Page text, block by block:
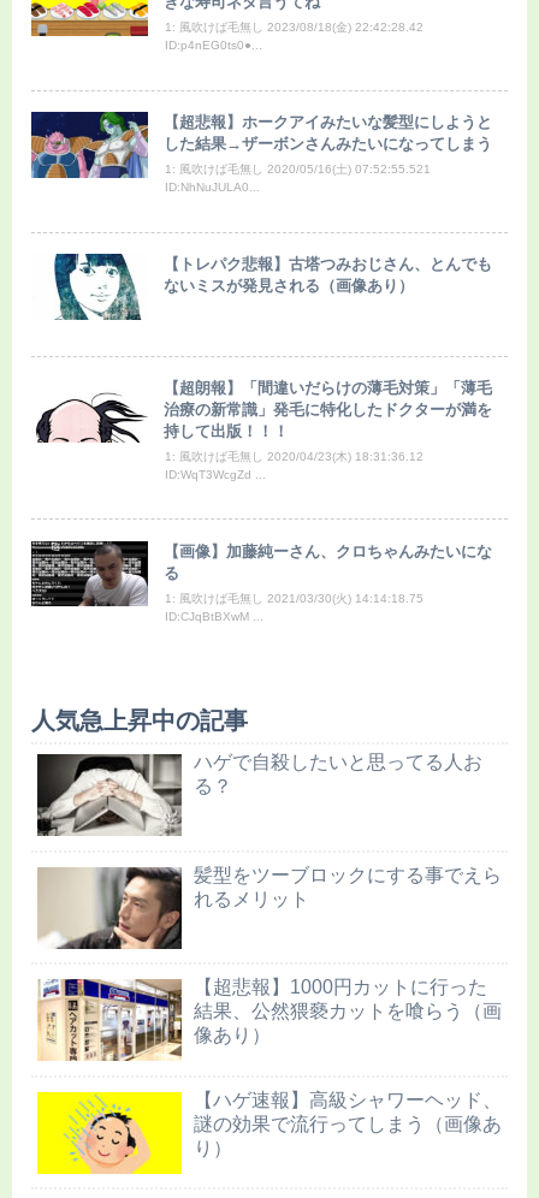
1: 風吹けば毛無し 2023/08/18(金) 22:42:28.42
ID:p4nEG0ts0●...
【超悲報】ホークアイみたいな髪型にしようと
した結果→ザーボンさんみたいになってしまう
1: 風吹けば毛無し 2020/05/16(土) 07:52:55.521
ID:NhNuJULA0...
【トレパク悲報】古塔つみおじさん、とんでも
ないミスが発見される（画像あり）
【超朗報】「間違いだらけの薄毛対策」「薄毛
治療の新常識」発毛に特化したドクターが満を
持して出版！！！
1: 風吹けば毛無し 2020/04/23(木) 18:31:36.12
ID:WqT3WcgZd ...
【画像】加藤純ーさん、クロちゃんみたいにな
る
1: 風吹けば毛無し 2021/03/30(火) 14:14:18.75
ID:CJqBtBXwM ...
人気急上昇中の記事
ハゲで自殺したいと思ってる人お
る？
髪型をツーブロックにする事でえら
れるメリット
【超悲報】1000円カットに行った
結果、公然猥褻カットを喰らう（画
像あり）
【ハゲ速報】高級シャワーヘッド、
謎の効果で流行ってしまう（画像あ
り）